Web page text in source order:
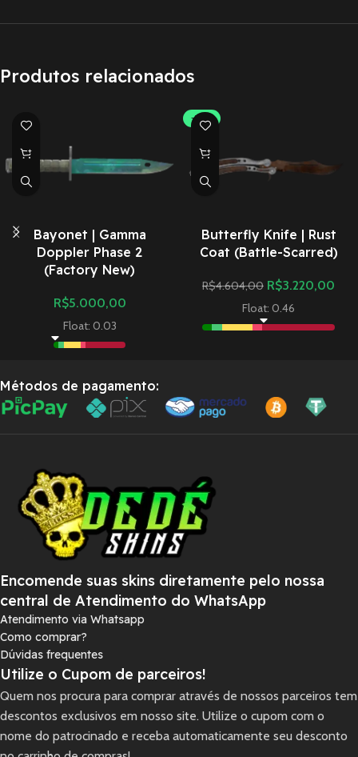
Produtos relacionados
Bayonet | Gamma
Doppler Phase 2
(Factory New)
R$5.000,00
Float: 0.03
-30%
Butterfly Knife | Rust
Coat (Battle-Scarred)
R$4.604,00 R$3.220,00
Float: 0.46
Métodos de pagamento:
Encomende suas skins diretamente pelo nossa
central de Atendimento do WhatsApp
Atendimento via Whatsapp
Como comprar?
Dúvidas frequentes
Utilize o Cupom de parceiros!
Quem nos procura para comprar através de nossos parceiros tem
descontos exclusivos em nosso site. Utilize o cupom com o
nome do patrocinado e receba automaticamente seu desconto